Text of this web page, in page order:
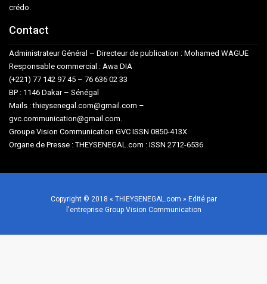
crédo.
Contact
Administrateur Général – Directeur de publication : Mohamed WAGUE
Responsable commercial : Awa DIA
(+221) 77 142 97 45 – 76 636 02 33
BP : 1146 Dakar – Sénégal
Mails : thieysenegal.com@gmail.com –
gvc.communication@gmail.com.
Groupe Vision Communication GVC ISSN 0850-413X
Organe de Presse : THEYSENEGAL.com : ISSN 2712-6536
Copyright © 2018 « THIEYSENEGAL.com » Edité par
l'entreprise Group Vision Communication